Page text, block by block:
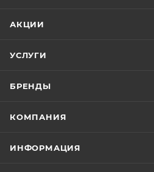
АКЦИИ
УСЛУГИ
БРЕНДЫ
КОМПАНИЯ
ИНФОРМАЦИЯ